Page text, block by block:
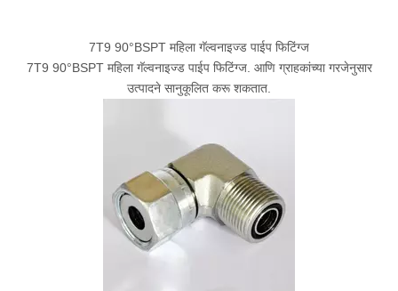
7T9 90°BSPT महिला गॅल्वनाइज्ड पाईप फिटिंग्ज
7T9 90°BSPT महिला गॅल्वनाइज्ड पाईप फिटिंग्ज. आणि ग्राहकांच्या गरजेनुसार
उत्पादने सानुकूलित करू शकतात.